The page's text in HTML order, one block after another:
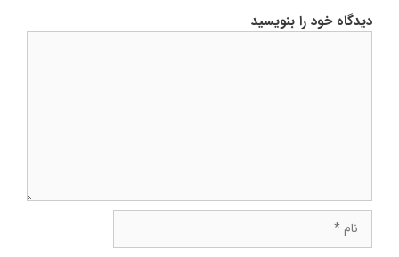
دیدگاه خود را بنویسید